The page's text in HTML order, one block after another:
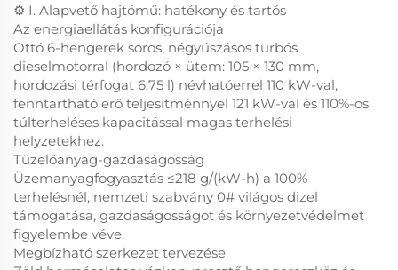
⚙️ I. Alapvető hajtómű: hatékony és tartós
Az energiaellátás konfigurációja
Ottó 6-hengerek soros, négyúszásos turbós
dieselmotorral (hordozó × ütem: 105 × 130 mm,
hordozási térfogat 6,75 l) névhatóerrel 110 kW-val,
fenntartható erő teljesítménnyel 121 kW-val és 110%-os
túlterheléses kapacitással magas terhelési
helyzetekhez.
Tüzelőanyag-gazdaságosság
Üzemanyagfogyasztás ≤218 g/(kW-h) a 100%
terhelésnél, nemzeti szabvány 0# világos dizel
támogatása, gazdaságosságot és környezetvédelmet
figyelembe véve.
Megbízható szerkezet tervezése